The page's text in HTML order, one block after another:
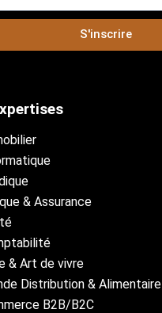
S'inscrire
& Assurance
& Art de vivre
Distribution & Alimentaire
B2B/B2C